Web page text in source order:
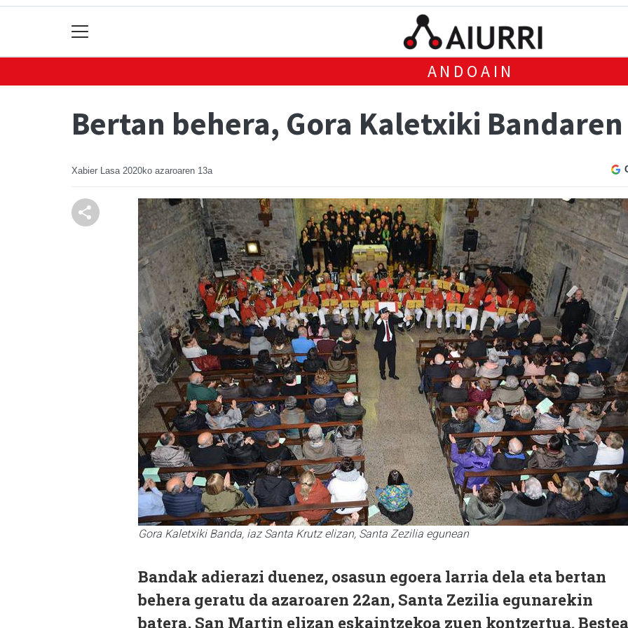
ANDOAIN
Bertan behera, Gora Kaletxiki
Xabier Lasa 2020ko azaroaren 13a
Gora Kaletxiki Banda, iaz Santa Krutz elizan, Santa Zezilia egunean
Bandak adierazi duenez, osasun egoera larria dela eta bertan
behera geratu da azaroaren 22an, Santa Zezilia egunarekin
batera, San Martin elizan eskaintzekoa zuen kontzertua.